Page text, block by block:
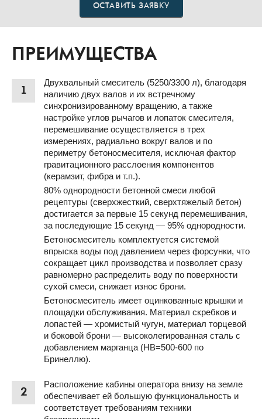
ОСТАВИТЬ ЗАЯВКУ
ПРЕИМУЩЕСТВА
1
Двухвальный смеситель (5250/3300 л), благодаря
наличию двух валов и их встречному
синхронизированному вращению, а также
настройке углов рычагов и лопаток смесителя,
перемешивание осуществляется в трех
измерениях, радиально вокруг валов и по
периметру бетоносмесителя, исключая фактор
гравитационного расслоения компонентов
(керамзит, фибра и т.п.).
80% однородности бетонной смеси любой
рецептуры (сверхжесткий, сверхтяжелый бетон)
достигается за первые 15 секунд перемешивания,
за последующие 15 секунд — 95% однородности.
Бетоносмеситель комплектуется системой
впрыска воды под давлением через форсунки, что
сокращает цикл производства и позволяет сразу
равномерно распределить воду по поверхности
сухой смеси, снижает износ брони.
Бетоносмеситель имеет оцинкованные крышки и
площадки обслуживания. Материал скребков и
лопастей — хромистый чугун, материал торцевой
и боковой брони — высоколегированная сталь с
добавлением марганца (HB=500-600 по
Бринеллю).
2
Расположение кабины оператора внизу на земле
обеспечивает ей большую функциональность и
соответствует требованиям техники